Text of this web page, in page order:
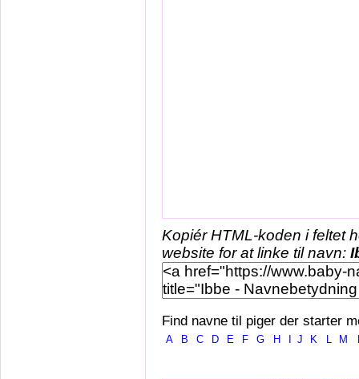
Kopiér HTML-koden i feltet
website for at linke til navn:
Find navne til piger der starter
A B C D E F G H J K L M